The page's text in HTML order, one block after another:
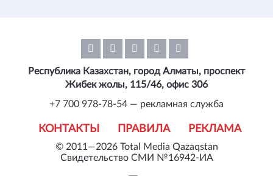
© 2011—2026 Total Media Qazaqstan
Свидетельство СМИ №16942-ИА
КОНТАКТЫ ПРАВИЛА РЕКЛАМА
Республика Казахстан, город Алматы, проспект
Жибек жолы, 115/46, офис 306
+7 700 978-78-54 — рекламная служба